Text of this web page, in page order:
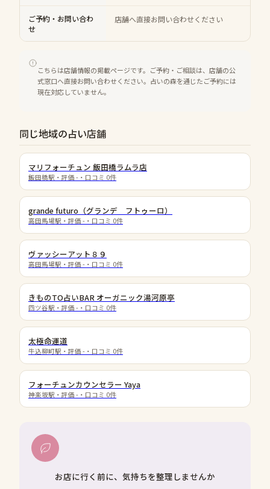
ご予約・お問い合わ
せ
店舗へ直接お問い合わせください
こちらは店舗情報の掲載ページです。ご予約・ご相談は、店舗の公
式窓口へ直接お問い合わせください。占いの森を通じたご予約には
現在対応していません。
同じ地域の占い店舗
マリフォーチュン 飯田橋ラムラ店
飯田橋駅 ・評価 - ・口コミ 0件
grande futuro（グランデ フトゥーロ）
高田馬場駅 ・評価 - ・口コミ 0件
ヴァッシーアット８９
高田馬場駅 ・評価 - ・口コミ 0件
きものTO占いBAR オーガニック湯河原亭
四ツ谷駅 ・評価 - ・口コミ 0件
太極命運道
牛込柳町駅 ・評価 - ・口コミ 0件
フォーチュンカウンセラー Yaya
神楽坂駅 ・評価 - ・口コミ 0件
お店に行く前に、気持ちを整理しませんか